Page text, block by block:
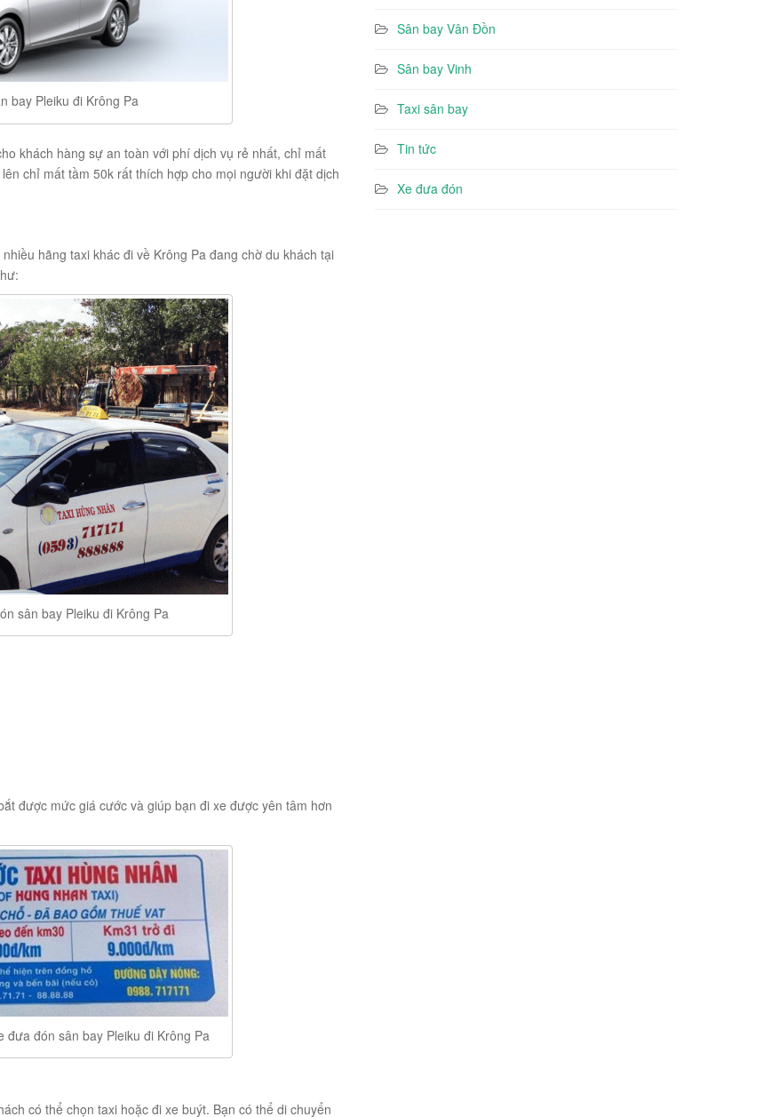
bay Pleiku đi Krông Pa
khách hàng sự an toàn với phí dịch vụ rẻ nhất, chỉ mất
chỉ mất tầm 50k rất thích hợp cho mọi người khi đặt dịch
hãng taxi khác đi về Krông Pa đang chờ du khách tại
sân bay Pleiku đi Krông Pa
được mức giá cước và giúp bạn đi xe được yên tâm hơn
đưa đón sân bay Pleiku đi Krông Pa
có thể chọn taxi hoặc đi xe buýt. Bạn có thể di chuyển
Sân bay Vân Đồn
Sân bay Vinh
Taxi sân bay
Tin tức
Xe đưa đón